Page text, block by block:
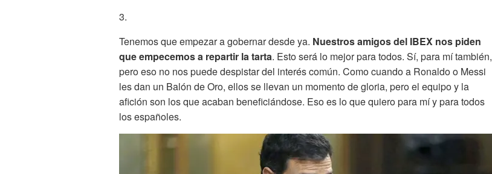
3.
Tenemos que empezar a gobernar desde ya. Nuestros amigos del IBEX nos piden
que empecemos a repartir la tarta. Esto será lo mejor para todos. Sí, para mí también,
pero eso no nos puede despistar del interés común. Como cuando a Ronaldo o Messi
les dan un Balón de Oro, ellos se llevan un momento de gloria, pero el equipo y la
afición son los que acaban beneficiándose. Eso es lo que quiero para mí y para todos
los españoles.